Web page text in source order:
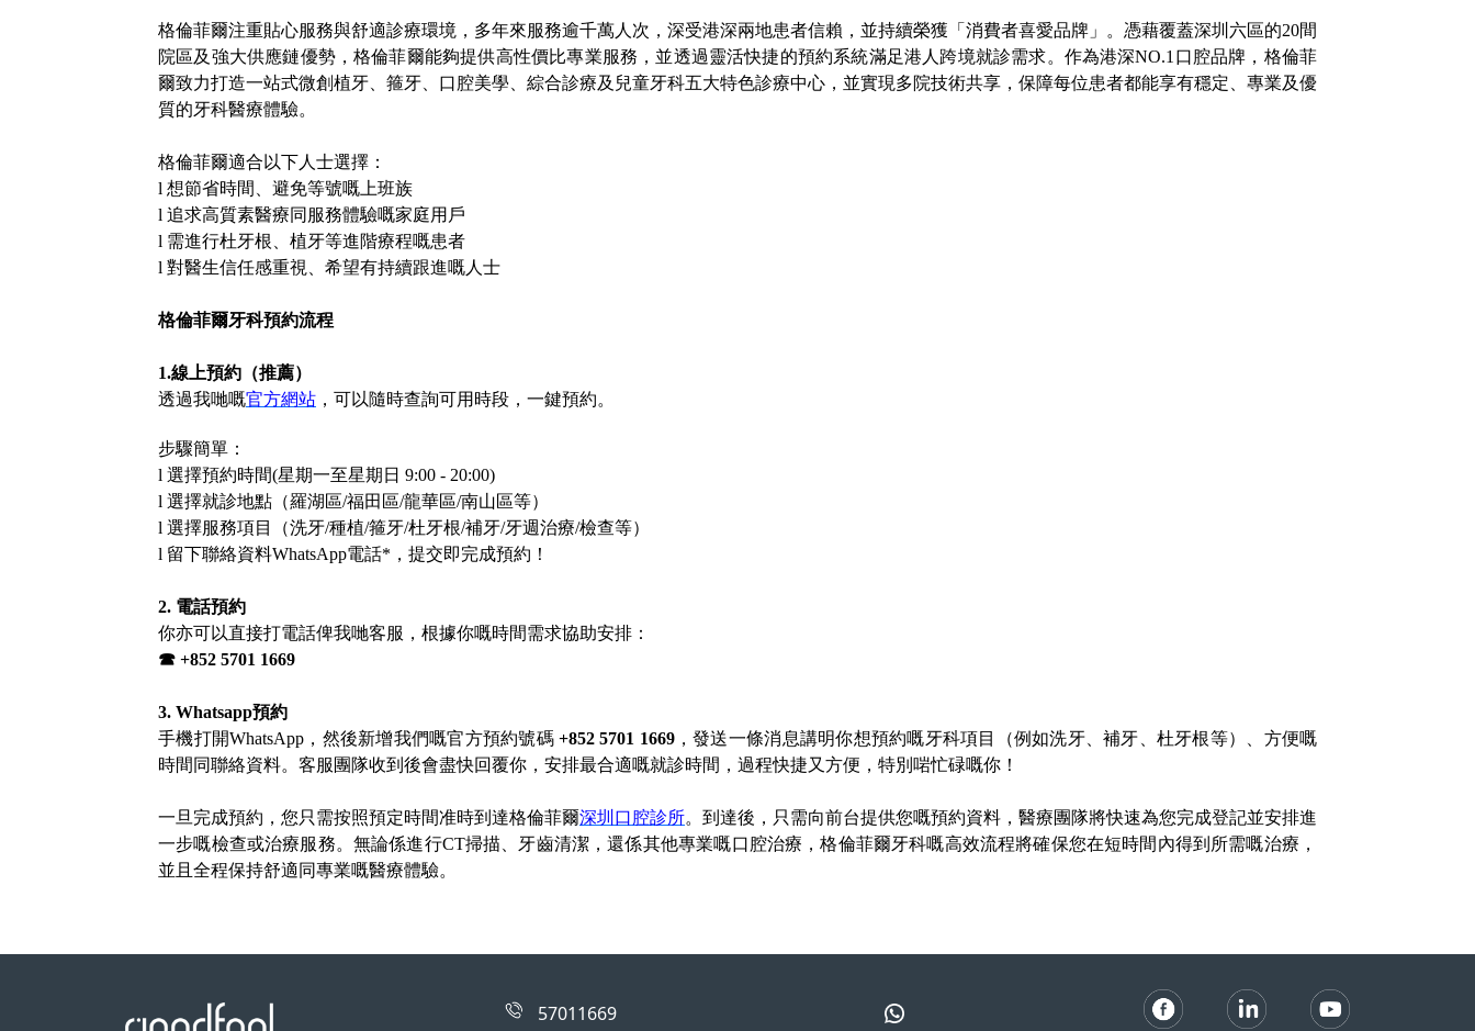
格倫菲爾注重貼心服務與舒適診療環境，多年來服務逾千萬人次，深受港深兩地患者信賴，並持續榮獲「消費者喜愛品牌」。憑藉覆蓋深圳六區的20間
院區及強大供應鏈優勢，格倫菲爾能夠提供高性價比專業服務，並透過靈活快捷的預約系統滿足港人跨境就診需求。作為港深NO.1口腔品牌，格倫菲
爾致力打造一站式微創植牙、箍牙、口腔美學、綜合診療及兒童牙科五大特色診療中心，並實現多院技術共享，保障每位患者都能享有穩定、專業及優
質的牙科醫療體驗。
格倫菲爾適合以下人士選擇 ：
l 想節省時間、避免等號嘅上班族
l 追求高質素醫療同服務體驗嘅家庭用戶
l 需進行杜牙根、植牙等進階療程嘅患者
l 對醫生信任感重視、希望有持續跟進嘅人士
格倫菲爾牙科預約流程
1.線上預約（推薦）
透過我哋嘅官方網站 ， 可以隨時查詢可用時段，一鍵預約。
步驟簡單：
l 選擇預約時間(星期一至星期日 9:00 - 20:00)
l 選擇就診地點（羅湖區/福田區/龍華區/南山區等）
l 選擇服務項目（洗牙/種植/箍牙/杜牙根/補牙/牙週治療/檢查等）
l 留下聯絡資料WhatsApp電話*，提交即完成預約！
2. 電話預約
你亦可以直接打電話俾我哋客服，根據你嘅時間需求協助安排：
☎ +852 5701 1669
3. Whatsapp預約
手機打開WhatsApp，然後新增我們嘅官方預約號碼+852 5701 1669，發送一條消息講明你想預約嘅牙科項目（例如洗牙、補牙、杜牙根等）、方便嘅
時間同聯絡資料。客服團隊收到後會盡快回覆你，安排最合適嘅就診時間，過程快捷又方便，特別啱忙碌嘅你！
一旦完成預約，您只需按照預定時間准時到達格倫菲爾深圳口腔診所。到達後，只需向前台提供您嘅預約資料，醫療團隊將快速為您完成登記並安排進
一步嘅檢查或治療服務。無論係進行CT掃描、牙齒清潔，還係其他專業嘅口腔治療，格倫菲爾牙科嘅高效流程將確保您在短時間內得到所需嘅治療，
並且全程保持舒適同專業嘅醫療體驗。
57011669